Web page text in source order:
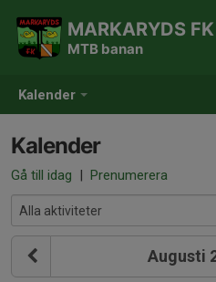
Kalender
MARKARYDS FK
MTB banan
Kalender
Gå till idag | Prenumerera
Augusti